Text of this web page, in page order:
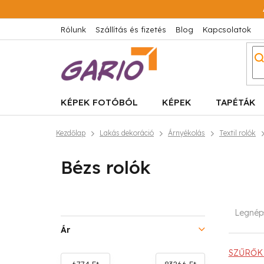
a
tartalomhoz
Rólunk Szállítás és fizetés Blog Kapcsolatok
KÉPEK FOTÓBÓL KÉPEK TAPÉTÁK
Kezdőlap Lakás dekoráció Árnyékolás Textil rolók
Bézs rolók
l
d
Ár
r